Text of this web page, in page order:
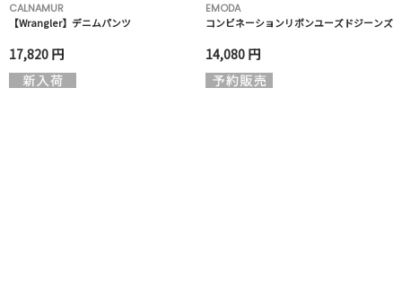
CALNAMUR
【Wrangler】デニムパンツ
17,820 円
EMODA
コンビネーションリボンユーズドジーンズ
14,080 円